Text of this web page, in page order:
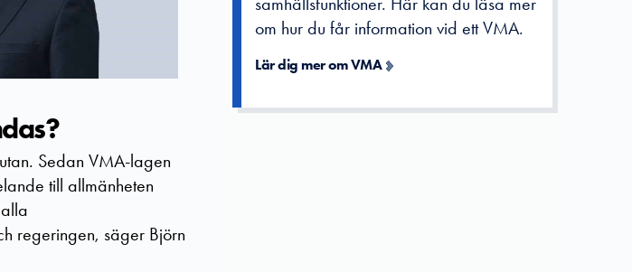
Sedan VMA-lagen
till allmänheten
regeringen, säger Björn
om hur du får information vid ett VMA.
Lär dig mer om VMA